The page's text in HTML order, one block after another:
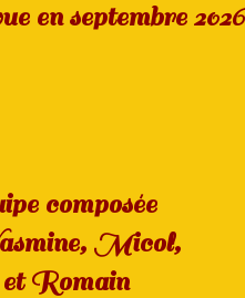
en septembre 2026
composée
Micol,
Romain